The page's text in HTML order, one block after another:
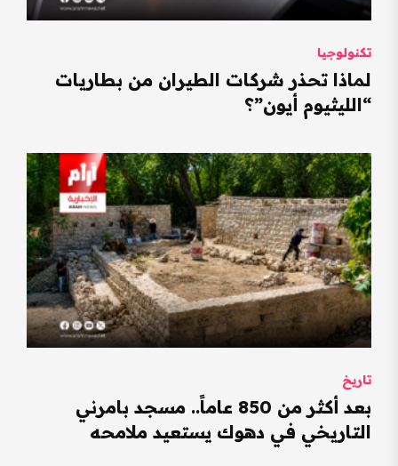
تكنولوجيا
لماذا تحذر شركات الطيران من بطاريات
“الليثيوم أيون”؟
تاريخ
بعد أكثر من 850 عاماً.. مسجد بامرني
التاريخي في دهوك يستعيد ملامحه